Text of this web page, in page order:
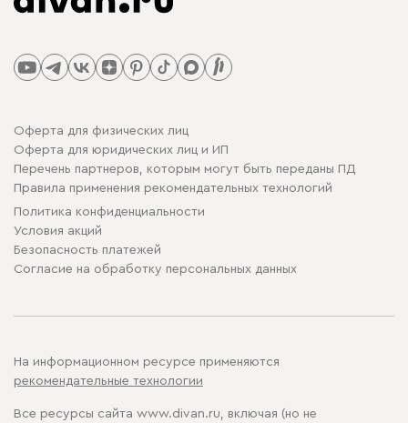
Оферта для физических лиц
Оферта для юридических лиц и ИП
Перечень партнеров, которым могут быть переданы ПД
Правила применения рекомендательных технологий
Политика конфиденциальности
Условия акций
Безопасность платежей
Cогласие на обработку персональных данных
На информационном ресурсе применяются
рекомендательные технологии
Все ресурсы сайта www.divan.ru, включая (но не